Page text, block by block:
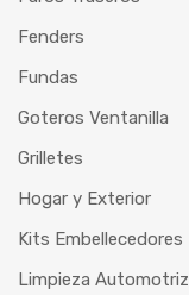
Fenders
Fundas
Goteros Ventanilla
Grilletes
Hogar y Exterior
Kits Embellecedores
Limpieza Automotriz